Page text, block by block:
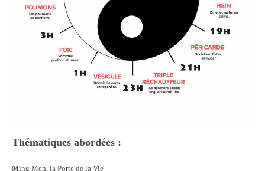
Thématiques abordées :
Ming Men, la Porte de la Vie